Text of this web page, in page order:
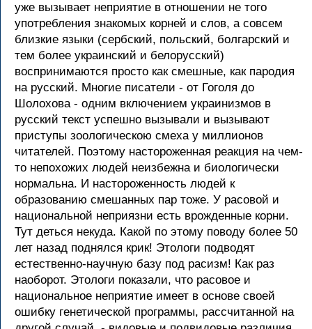
уже вызывает неприятие в отношении не того
употребления знакомых корней и слов, а совсем
близкие языки (сербский, польский, болгарский и
тем более украинский и белорусский)
воспринимаются просто как смешные, как пародия
на русский. Многие писатели - от Гоголя до
Шолохова - одним включением украинизмов в
русский текст успешно вызывали и вызывают
приступы зоологическою смеха у миллионов
читателей. Поэтому настороженная реакция на чем-
то непохожих людей неизбежна и биологически
нормальна. И настороженность людей к
образованию смешанных пар тоже. У расовой и
национальной неприязни есть врожденные корни.
Тут деться некуда. Какой по этому поводу более 50
лет назад поднялся крик! Этологи подводят
естественно-научную базу под расизм! Как раз
наоборот. Этологи показали, что расовое и
национальное неприятие имеет в основе своей
ошибку генетической программы, рассчитанной на